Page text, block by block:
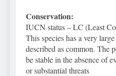
Conservation:
IUCN status – LC (Least
This species has a very
described as common. The
be stable in the absence of
or substantial threats